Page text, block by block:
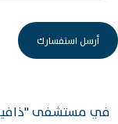
في مستشفى